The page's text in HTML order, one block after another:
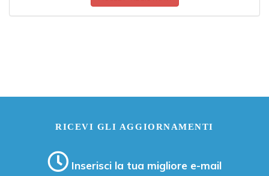
RICEVI GLI AGGIORNAMENTI
Inserisci la tua migliore e-mail